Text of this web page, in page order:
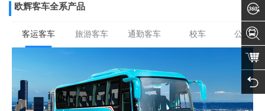
欧辉客车全系产品
客运客车 旅游客车 通勤客车 校车 公交客